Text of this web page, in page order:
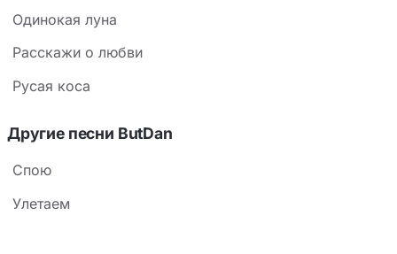
Одинокая луна
Расскажи о любви
Русая коса
Другие песни ButDan
Спою
Улетаем